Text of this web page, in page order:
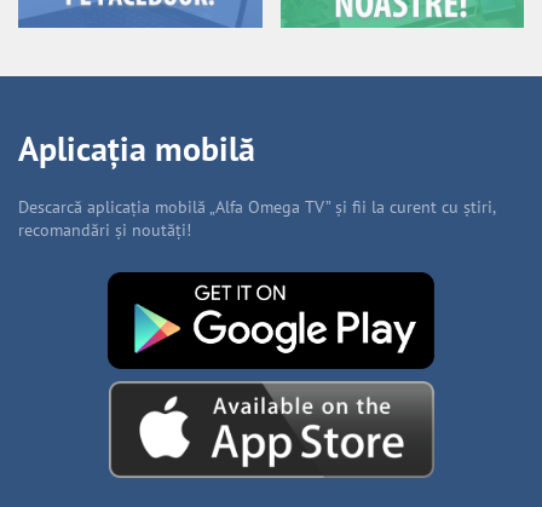
Aplicația mobilă
Descarcă aplicația mobilă „Alfa Omega TV” și fii la curent cu știri,
recomandări și noutăți!